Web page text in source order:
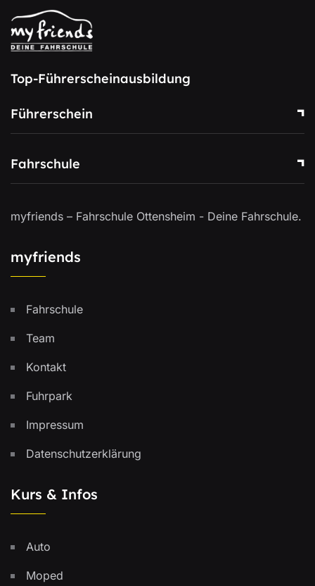
Top-Führerscheinausbildung
Führerschein
Fahrschule
myfriends – Fahrschule Ottensheim - Deine Fahrschule.
myfriends
Fahrschule
Team
Kontakt
Fuhrpark
Impressum
Datenschutzerklärung
Kurs & Infos
Auto
Moped